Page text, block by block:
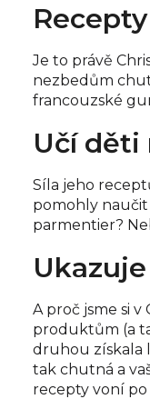
Je to právě
nezbedům
francouzské
Učí děti
Síla jeho
pomohly naučit
parmentier?
A proč jsme si
produktům (a
druhou získala
tak chutná a
recepty voní po